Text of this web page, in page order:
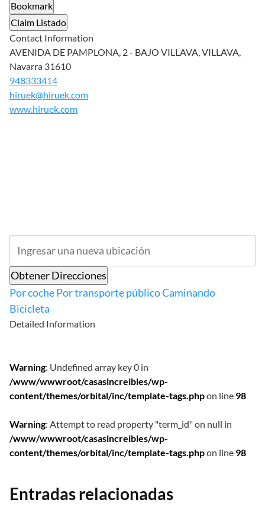
Bookmark
Claim Listado
Contact Information
AVENIDA DE PAMPLONA, 2 - BAJO VILLAVA, VILLAVA,
Navarra 31610
948333414
hiruek@hiruek.com
www.hiruek.com
Obtener Direcciones
Por cochePor transporte públicoCaminando
Bicicleta
Detailed Information
Warning: Undefined array key 0 in
/www/wwwroot/casasincreibles/wp-
content/themes/orbital/inc/template-tags.phpon line 98
Warning: Attempt to read property "term_id" on null in
/www/wwwroot/casasincreibles/wp-
content/themes/orbital/inc/template-tags.phpon line 98
Entradas relacionadas